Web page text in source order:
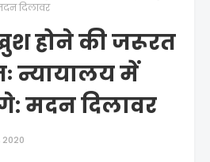
दिलावर
होने की जरूरत
न्यायालय में
मदन दिलावर
2020